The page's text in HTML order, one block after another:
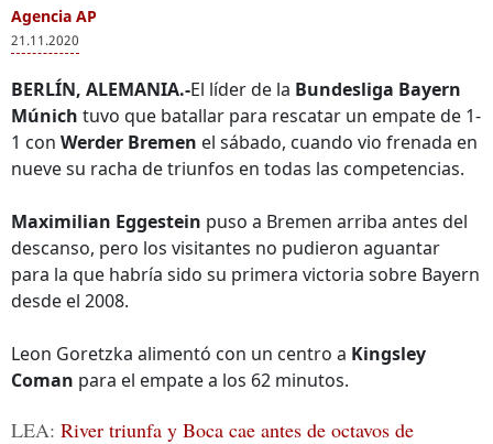
Agencia AP
21.11.2020
BERLÍN, ALEMANIA.-El líder de la Bundesliga Bayern
Múnich tuvo que batallar para rescatar un empate de 1-
1 con Werder Bremen el sábado, cuando vio frenada en
nueve su racha de triunfos en todas las competencias.
Maximilian Eggestein puso a Bremen arriba antes del
descanso, pero los visitantes no pudieron aguantar
para la que habría sido su primera victoria sobre Bayern
desde el 2008.
Leon Goretzka alimentó con un centro a Kingsley
Coman para el empate a los 62 minutos.
LEA: River triunfa y Boca cae antes de octavos de